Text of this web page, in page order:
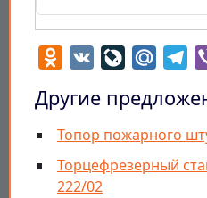
Odnoklassniki
VK LiveJournal
Mail.Ru
Другие
Топор пожарного
Торцефрезерный
222/02